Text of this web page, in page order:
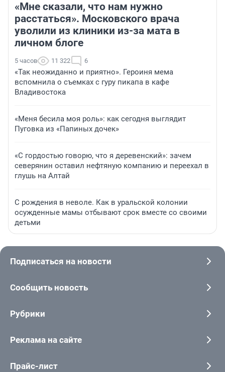
«Мне сказали, что нам нужно
расстаться». Московского врача
уволили из клиники из-за мата в
личном блоге
5 часов 11 322 6
«Так неожиданно и приятно». Героиня мема
вспомнила о съемках с гуру пикапа в кафе
Владивостока
«Меня бесила моя роль»: как сегодня выглядит
Пуговка из «Папиных дочек»
«С гордостью говорю, что я деревенский»: зачем
северянин оставил нефтяную компанию и переехал в
глушь на Алтай
С рождения в неволе. Как в уральской колонии
осужденные мамы отбывают срок вместе со своими
детьми
Подписаться на новости
Сообщить новость
Рубрики
Реклама на сайте
Прайс-лист